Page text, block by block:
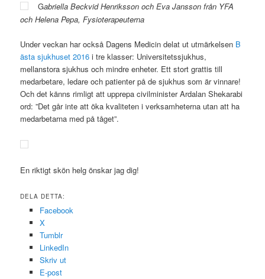
Gabriella Beckvid Henriksson och Eva Jansson från YFA
och Helena Pepa, Fysioterapeuterna
Under veckan har också Dagens Medicin delat ut utmärkelsen B
ästa sjukhuset 2016 i tre klasser: Universitetssjukhus,
mellanstora sjukhus och mindre enheter. Ett stort grattis till
medarbetare, ledare och patienter på de sjukhus som är vinnare!
Och det känns rimligt att upprepa civilminister Ardalan Shekarabi
ord: ”Det går inte att öka kvaliteten i verksamheterna utan att ha
medarbetarna med på tåget”.
En riktigt skön helg önskar jag dig!
DELA DETTA:
Facebook
X
Tumblr
LinkedIn
Skriv ut
E-post